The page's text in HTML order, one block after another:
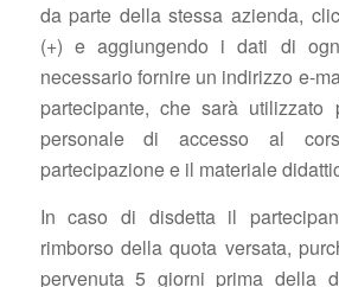
da parte della stessa azienda,
(+) e aggiungendo i dati di
necessario fornire un indirizzo e-
partecipante, che sarà
personale di accesso al
partecipazione e il materiale
In caso di disdetta il
rimborso della quota versata,
pervenuta 5 giorni prima della